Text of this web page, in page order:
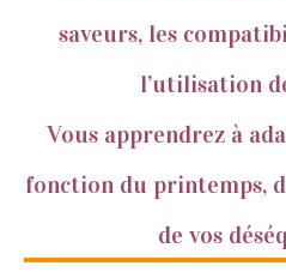
saveurs, les
l’utilisation
Vous apprendrez à
fonction du printemps,
de vos